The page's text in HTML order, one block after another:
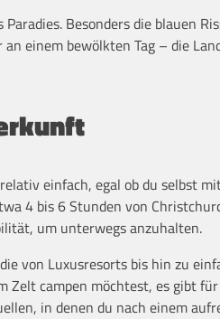
Besonders die blauen
einem bewölkten Tag – die
einfach, egal ob du selbst
4 bis 6 Stunden von
um unterwegs anzuhalten.
von Luxusresorts bis hin zu
campen möchtest, es gibt
in denen du nach einem